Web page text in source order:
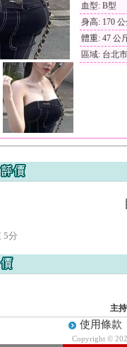
血型: B型
身高: 170
體重: 47 公
區域: 台北市
5分
主
使用條款
Copyright ©